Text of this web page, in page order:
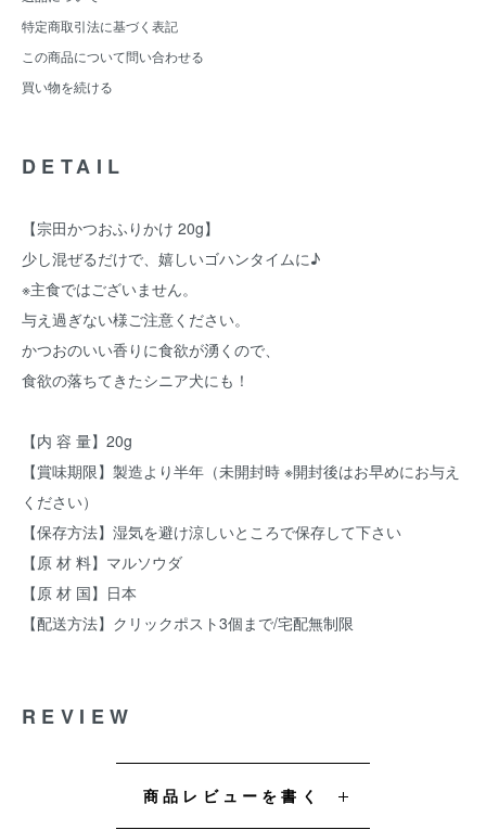
特定商取引法に基づく表記
この商品について問い合わせる
買い物を続ける
DETAIL
【宗田かつおふりかけ 20g】
少し混ぜるだけで、嬉しいゴハンタイムに♪
※主食ではございません。
与え過ぎない様ご注意ください。
かつおのいい香りに食欲が湧くので、
食欲の落ちてきたシニア犬にも！
【内 容 量】20g
【賞味期限】製造より半年（未開封時 ※開封後はお早めにお与え
ください）
【保存方法】湿気を避け涼しいところで保存して下さい
【原 材 料】マルソウダ
【原 材 国】日本
【配送方法】クリックポスト3個まで/宅配無制限
REVIEW
商品レビューを書く